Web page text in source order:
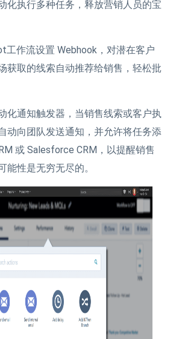
执行多种任务，释放营销人员的宝
作流设置 Webhook，对潜在客户
获取的线索自动推荐给销售，轻松批
通知触发器，当销售线索或客户执
动向团队发送通知，并允许将任务添
或 Salesforce CRM，以提醒销售
能性是无穷无尽的。